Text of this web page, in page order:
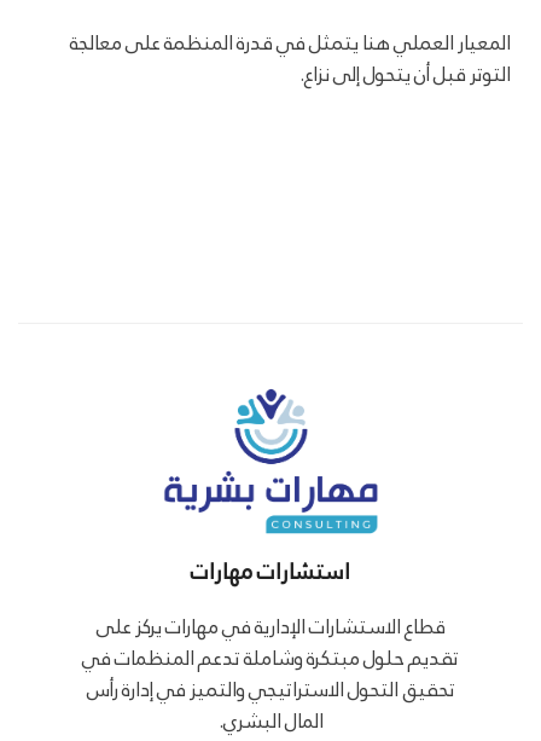
المعيار العملي هنا يتمثل في قدرة المنظمة على معالجة
التوتر قبل أن يتحول إلى نزاع.
استشارات مهارات
قطاع الاستشارات الإدارية في مهارات يركز على
تقديم حلول مبتكرة وشاملة تدعم المنظمات في
تحقيق التحول الاستراتيجي والتميز في إدارة رأس
المال البشري.